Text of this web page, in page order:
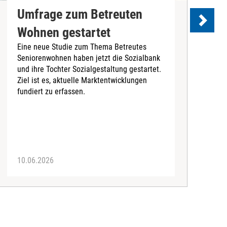
Umfrage zum Betreuten
Wohnen gestartet
Eine neue Studie zum Thema Betreutes
Seniorenwohnen haben jetzt die Sozialbank
und ihre Tochter Sozialgestaltung gestartet.
Ziel ist es, aktuelle Marktentwicklungen
fundiert zu erfassen.
10.06.2026